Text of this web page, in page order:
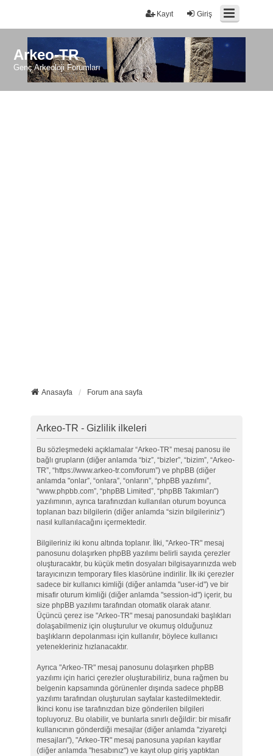
Giriş
Kayıt
Arkeo-TR
Genç Arkeoloji Forumları
Anasayfa Forum ana sayfa
Arkeo-TR - Gizlilik ilkeleri
Bu sözleşmedeki açıklamalar “Arkeo-TR” mesaj panosu ile
bağlı grupların (diğer anlamda “biz”, “bizler”, “bizim”, “Arkeo-
TR”, “https://www.arkeo-tr.com/forum”) ve phpBB (diğer
anlamda "onlar”, “onlara”, “onların”, “phpBB yazılımı”,
“www.phpbb.com”, “phpBB Limited”, “phpBB Takımları”)
yazılımının, ayrıca tarafınızdan kullanılan oturum boyunca
toplanan bazı bilgilerin (diğer anlamda “sizin bilgileriniz”)
nasıl kullanılacağını içermektedir.
Bilgileriniz iki konu altında toplanır. İlki, "Arkeo-TR" mesaj
panosunu dolaşırken phpBB yazılımı belirli sayıda çerezler
oluşturacaktır, bu küçük metin dosyaları bilgisayarınızda web
tarayıcınızın temporary files klasörüne indirilir. İlk iki çerezler
sadece bir kullanıcı kimliği (diğer anlamda "user-id") ve bir
misafir oturum kimliği (diğer anlamda "session-id") içerir, bu
size phpBB yazılımı tarafından otomatik olarak atanır.
Üçüncü çerez ise "Arkeo-TR" mesaj panosundaki başlıkları
dolaşabilmeniz için oluşturulur ve okumuş olduğunuz
başlıkların depolanması için kullanılır, böylece kullanıcı
yetenekleriniz hızlanacaktır.
Ayrıca "Arkeo-TR" mesaj panosunu dolaşırken phpBB
yazılımı için harici çerezler oluşturabiliriz, buna rağmen bu
belgenin kapsamında görünenler dışında sadece phpBB
yazılımı tarafından oluşturulan sayfalar kastedilmektedir.
İkinci konu ise tarafınızdan bize gönderilen bilgileri
topluyoruz. Bu olabilir, ve bunlarla sınırlı değildir: bir misafir
kullanıcının gönderdiği mesajlar (diğer anlamda "ziyaretçi
mesajları"), "Arkeo-TR" mesaj panosuna yapılan kayıtlar
(diğer anlamda "hesabınız") ve kayıt olup giriş yaptıktan